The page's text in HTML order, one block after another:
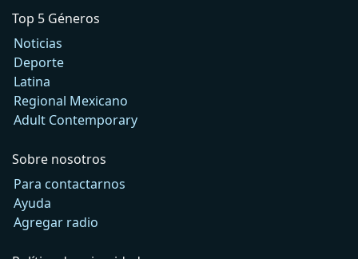
Top 5 Géneros
Noticias
Deporte
Latina
Regional Mexicano
Adult Contemporary
Sobre nosotros
Para contactarnos
Ayuda
Agregar radio